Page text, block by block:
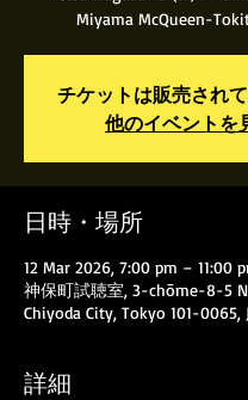
Miyama McQueen-
チケットは販売され
他のイベントを
日時・場所
12 Mar 2026, 7:00 pm – 11:00
神保町試聴室, 3-chōme-8-5
Chiyoda City, Tokyo 101-0065,
詳細